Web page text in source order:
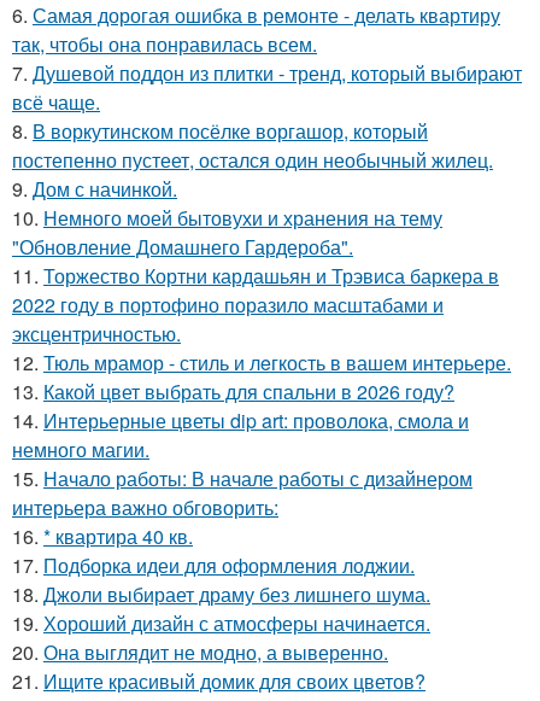
6. Самая дорогая ошибка в ремонте - делать квартиру
так, чтобы она понравилась всем.
7. Душевой поддон из плитки - тренд, который выбирают
всё чаще.
8. В воркутинском посёлке воргашор, который
постепенно пустеет, остался один необычный жилец.
9. Дом с начинкой.
10. Немного моей бытовухи и хранения на тему
"Обновление Домашнего Гардероба".
11. Торжество Кортни кардашьян и Трэвиса баркера в
2022 году в портофино поразило масштабами и
эксцентричностью.
12. Тюль мрамор - стиль и лeгкость в вашем интерьере.
13. Какой цвет выбрать для спальни в 2026 году?
14. Интерьерные цветы dip art: проволока, смола и
немного магии.
15. Начало работы: В начале работы с дизайнером
интерьера важно обговорить:
16. * квартира 40 кв.
17. Подборка идеи для оформления лоджии.
18. Джоли выбирает драму без лишнего шума.
19. Хороший дизайн с атмосферы начинается.
20. Она выглядит не модно, а выверенно.
21. Ищите красивый домик для своих цветов?